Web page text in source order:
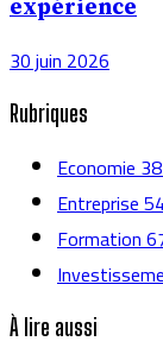
expérience
30 juin 2026
Rubriques
Economie
Entreprise
Formation
À lire aussi